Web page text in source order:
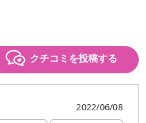
クチコミを投稿する
2022/06/08